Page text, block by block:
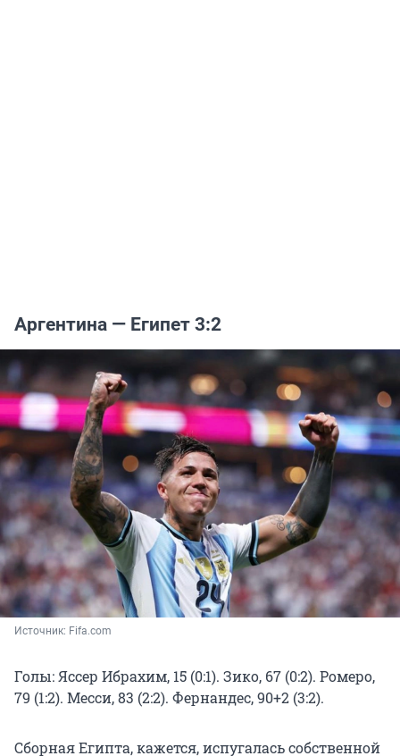
Аргентина — Египет 3:2
Источник: Fifa.сom
Голы: Яссер Ибрахим, 15 (0:1). Зико, 67 (0:2). Ромеро,
79 (1:2). Месси, 83 (2:2). Фернандес, 90+2 (3:2).
Сборная Египта, кажется, испугалась собственной